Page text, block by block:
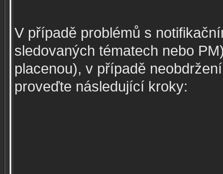
V případě problémů s
sledovaných tématech nebo
placenou), v případě
proveďte následující kroky: